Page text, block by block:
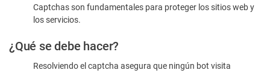
humano
Captchas son fundamentales para proteger los sitios web y
los servicios.
¿Qué se debe hacer?
Resolviendo el captcha asegura que ningún bot visita